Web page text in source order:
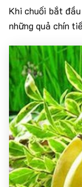
Khi chuối bắt
những quả chín